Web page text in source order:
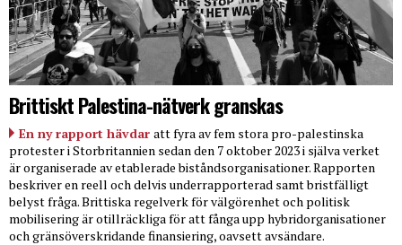
Brittiskt Palestina-nätverk granskas
En ny rapport hävdar att fyra av fem stora pro-palestinska
protester i Storbritannien sedan den 7 oktober 2023 i själva verket
är organiserade av etablerade biståndsorganisationer. Rapporten
beskriver en reell och delvis underrapporterad samt bristfälligt
belyst fråga. Brittiska regelverk för välgörenhet och politisk
mobilisering är otillräckliga för att fånga upp hybridorganisationer
och gränsöverskridande finansiering, oavsett avsändare.